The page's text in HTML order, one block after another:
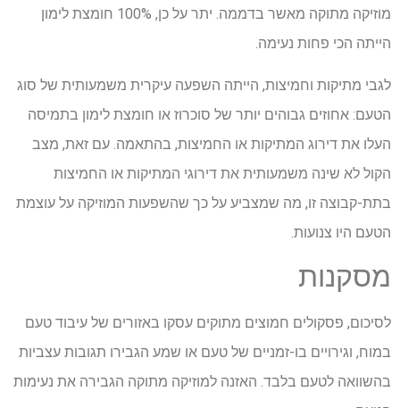
מוזיקה מתוקה מאשר בדממה. יתר על כן, 100% חומצת לימון
הייתה הכי פחות נעימה.
לגבי מתיקות וחמיצות, הייתה השפעה עיקרית משמעותית של סוג
הטעם: אחוזים גבוהים יותר של סוכרוז או חומצת לימון בתמיסה
העלו את דירוג המתיקות או החמיצות, בהתאמה. עם זאת, מצב
הקול לא שינה משמעותית את דירוגי המתיקות או החמיצות
בתת-קבוצה זו, מה שמצביע על כך שהשפעות המוזיקה על עוצמת
הטעם היו צנועות.
מסקנות
לסיכום, פסקולים חמוצים מתוקים עסקו באזורים של עיבוד טעם
במוח, וגירויים בו-זמניים של טעם או שמע הגבירו תגובות עצביות
בהשוואה לטעם בלבד. האזנה למוזיקה מתוקה הגבירה את נעימות